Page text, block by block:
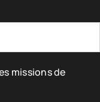
missions de